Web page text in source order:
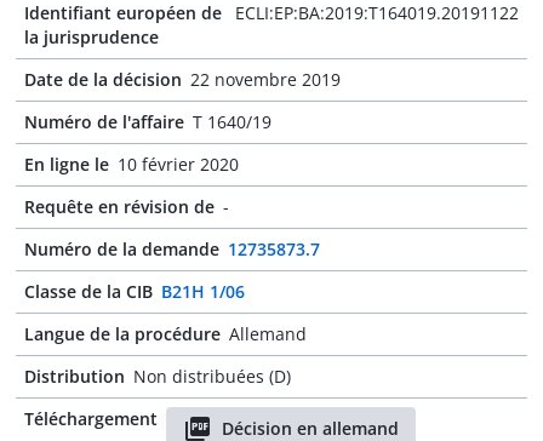
Identifiant européen de
la jurisprudence
ECLI:EP:BA:2019:T164019.20191122
Date de la décision 22 novembre 2019
Numéro de l'affaire T 1640/19
En ligne le 10 février 2020
Requête en révision de -
Numéro de la demande 12735873.7
Classe de la CIB B21H 1/06
Langue de la procédure Allemand
Distribution Non distribuées (D)
Téléchargement
Décision en allemand